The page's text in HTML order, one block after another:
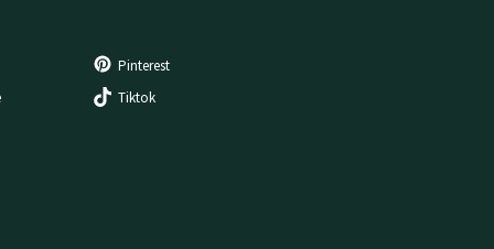
Pinterest
Tiktok